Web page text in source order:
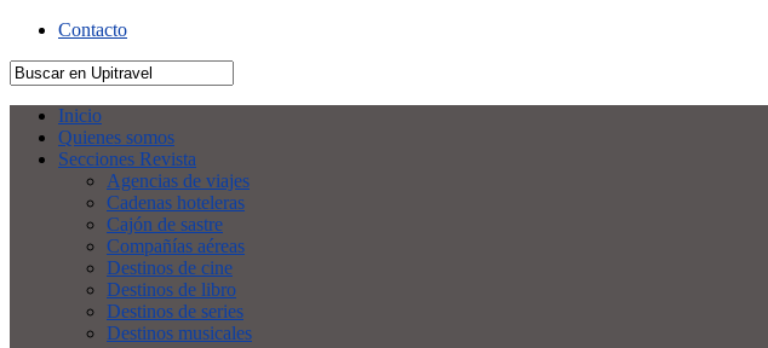
Contacto
Inicio
Quienes somos
Secciones Revista
Agencias de viajes
Cadenas hoteleras
Cajón de sastre
Compañías aéreas
Destinos de cine
Destinos de libro
Destinos de series
Destinos musicales